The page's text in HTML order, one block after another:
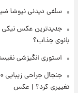
سلفی دیدنی نیوشا
جدیدترین عکس نیکی
بانوی جذاب؟
استوری انگیزشی
تغییری کرد؟ | عکس